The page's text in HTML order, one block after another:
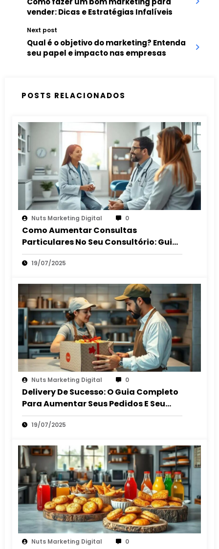
vender: Dicas e Estratégias Infalíveis
Next post
Qual é o objetivo do marketing? Entenda
seu papel e impacto nas empresas
POSTS RELACIONADOS
Nuts Marketing Digital 0
Como Aumentar Consultas
Particulares No Seu Consultório: Guia
2025
19/07/2025
Nuts Marketing Digital 0
Delivery De Sucesso: O Guia Completo
Para Aumentar Seus Pedidos E Seu
Lucro
19/07/2025
Nuts Marketing Digital 0